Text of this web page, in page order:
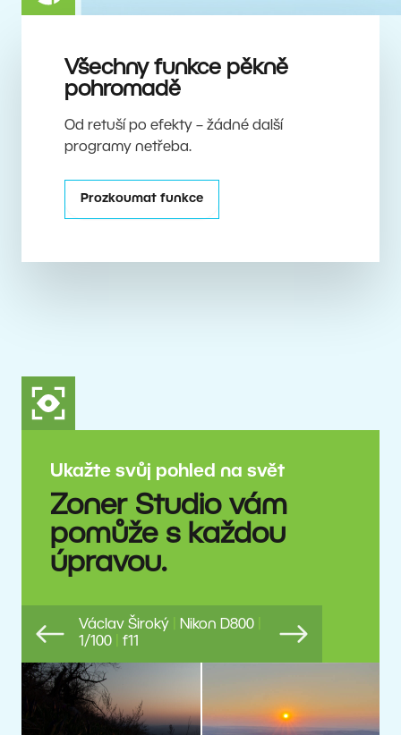
Všechny funkce pěkně
pohromadě
Od retuší po efekty – žádné další
programy netřeba.
Prozkoumat funkce
Ukažte svůj pohled na svět
Zoner Studio vám
pomůže s každou
úpravou.
Previous Next
Václav Široký Nikon D800
1/100
f11